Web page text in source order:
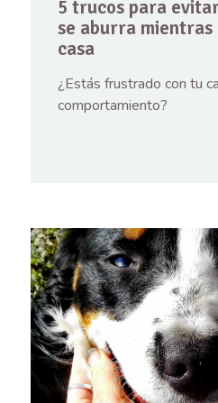
5 trucos para
se aburra mientras
casa
¿Estás frustrado con tu
comportamiento?